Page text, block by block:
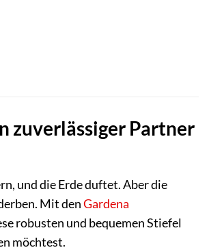
zuverlässiger Partner
und die Erde duftet. Aber die
Mit denGardena
robusten und bequemen Stiefel
möchtest.